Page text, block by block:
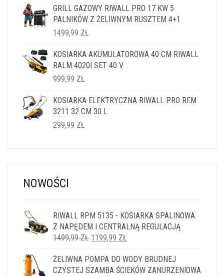
GRILL GAZOWY RIWALL PRO 17 KW 5
PALNIKÓW Z ŻELIWNYM RUSZTEM 4+1
1499,99 ZŁ
KOSIARKA AKUMULATOROWA 40 CM RIWALL
RALM 4020I SET 40 V
999,99 ZŁ
KOSIARKA ELEKTRYCZNA RIWALL PRO REM
3211 32 CM 30 L
299,99 ZŁ
NOWOŚCI
RIWALL RPM 5135 - KOSIARKA SPALINOWA
Z NAPĘDEM I CENTRALNĄ REGULACJĄ
1499,99ZŁ PIERWOTNA
WYNOSIŁA:
1499,99 ZŁ.
1199,99 ZŁ
WYNOSI:
1199,99 ZŁ.
ŻELIWNA POMPA DO WODY BRUDNEJ
CZYSTEJ SZAMBA ŚCIEKÓW ZANURZENIOWA